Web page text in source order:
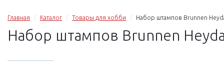
Главная Каталог Товары для хобби Набор штампов Brunnen
Набор штампов Brunnen